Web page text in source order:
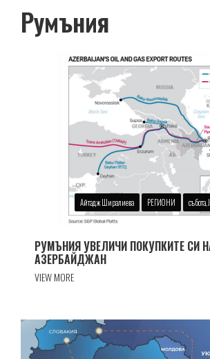
Румъния
Айтадж Ширалиева РЕГИОНИ
РУМЪНИЯ УВЕЛИЧИ ПОКУПКИТЕ СИ
АЗЕРБАЙДЖАН
VIEW MORE